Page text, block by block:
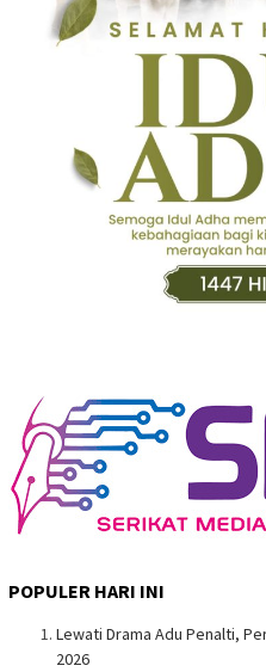
POPULER HARI INI
Lewati Drama Adu Penalti,
2026